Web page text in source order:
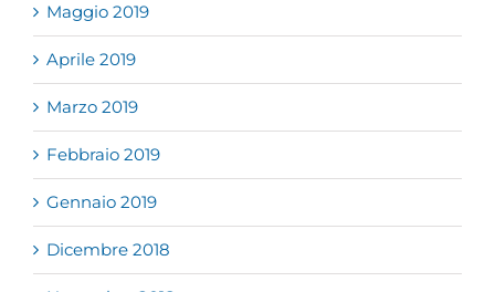
Maggio 2019
Aprile 2019
Marzo 2019
Febbraio 2019
Gennaio 2019
Dicembre 2018